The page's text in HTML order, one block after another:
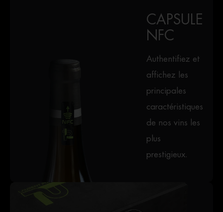
CAPSULE
NFC
Authentifiez et
affichez les
principales
caractéristiques
de nos vins les
plus
prestigieux.